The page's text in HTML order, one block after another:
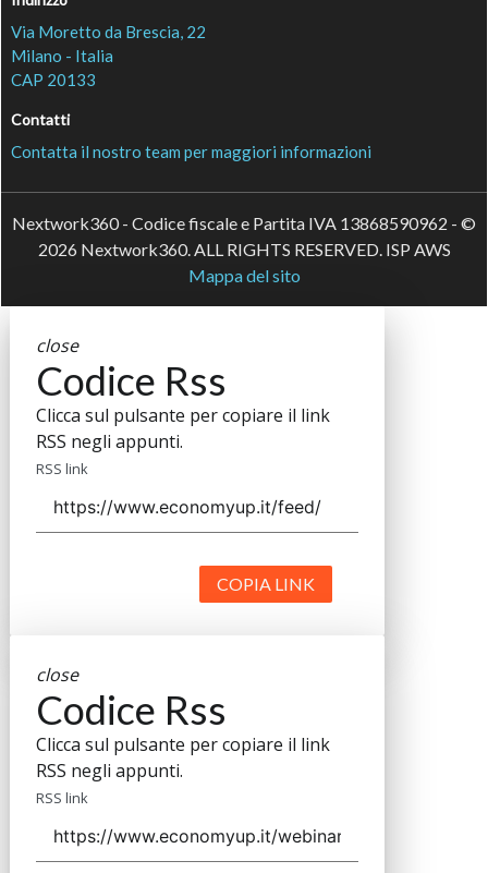
Via Moretto da Brescia, 22
Milano - Italia
CAP 20133
Contatti
Contatta il nostro team per maggiori informazioni
Nextwork360 - Codice fiscale e Partita IVA 13868590962 - ©
2026 Nextwork360. ALL RIGHTS RESERVED. ISP AWS
Mappa del sito
close
Codice Rss
Clicca sul pulsante per copiare il link
RSS negli appunti.
RSS link
COPIA LINK
close
Codice Rss
Clicca sul pulsante per copiare il link
RSS negli appunti.
RSS link